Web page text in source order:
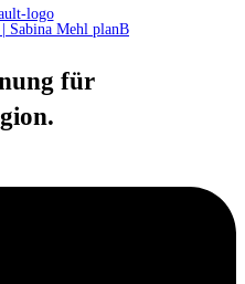
Sabina Mehl planB
für